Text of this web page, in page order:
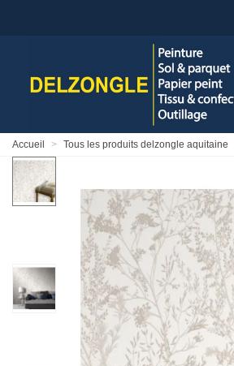
Accueil > Tous les produits delzongle aquitaine